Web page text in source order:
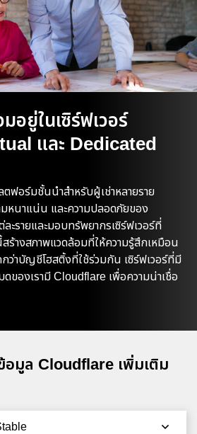
อยู่ในเซิร์ฟเวอร์
และ Dedicated
ฟอร์มชั้นนำสำหรับผู้เช่าหลายราย
หนาแน่น และความปลอดภัยของ
ละรายและมอบทรัพยากรเซิร์ฟเวอร์ที่
ร้างสภาพแวดล้อมที่ให้ความรู้สึกเหมือน
ว่าบัญชีโฮสติ้งที่ใช้ร่วมกัน เซิร์ฟเวอร์ที่มี
ของเรามี Cloudflare เพื่อความน่าเชื่อ
มูล Cloudflare เพิ่มเติม